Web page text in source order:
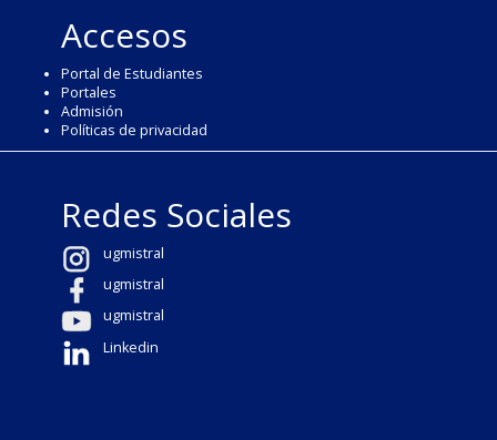
Accesos
Portal de Estudiantes
Portales
Admisión
Políticas de privacidad
Redes Sociales
ugmistral
ugmistral
ugmistral
Linkedin